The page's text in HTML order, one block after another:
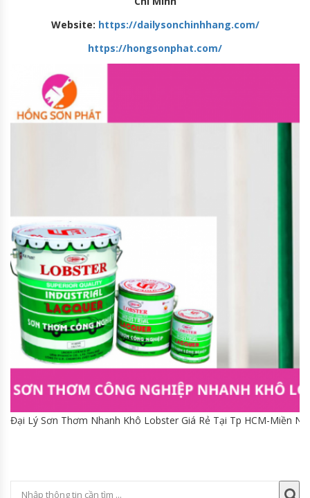
Website: https://dailysonchinhhang.com/
https://hongsonphat.com/
Đại Lý Sơn Thơm Nhanh Khô Lobster Giá Rẻ Tại Tp HCM-Miền